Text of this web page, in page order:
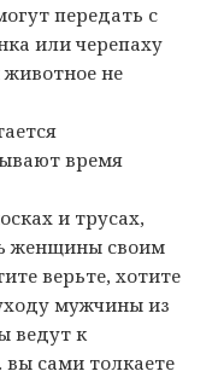
передать с
или черепаху
не
время
и трусах,
женщины своим
верьте, хотите
мужчины из
ведут к
сами толкаете